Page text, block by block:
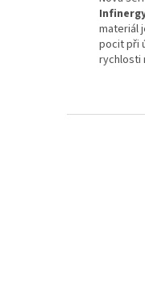
materiál
pocit při
rychlosti